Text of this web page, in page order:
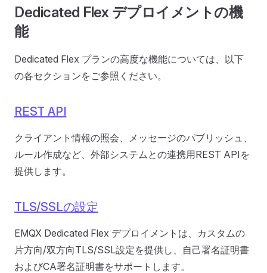
Dedicated Flex デプロイメントの機
能
Dedicated Flex プランの高度な機能については、以下
の各セクションをご参照ください。
REST API
クライアント情報の照会、メッセージのパブリッシュ、
ルール作成など、外部システムとの連携用REST APIを
提供します。
TLS/SSLの設定
EMQX Dedicated Flex デプロイメントは、カスタムの
片方向/双方向TLS/SSL設定を提供し、自己署名証明書
およびCA署名証明書をサポートします。